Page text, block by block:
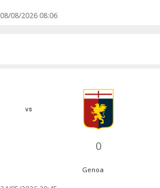
08/08/2026 08:06
vs
0
Genoa